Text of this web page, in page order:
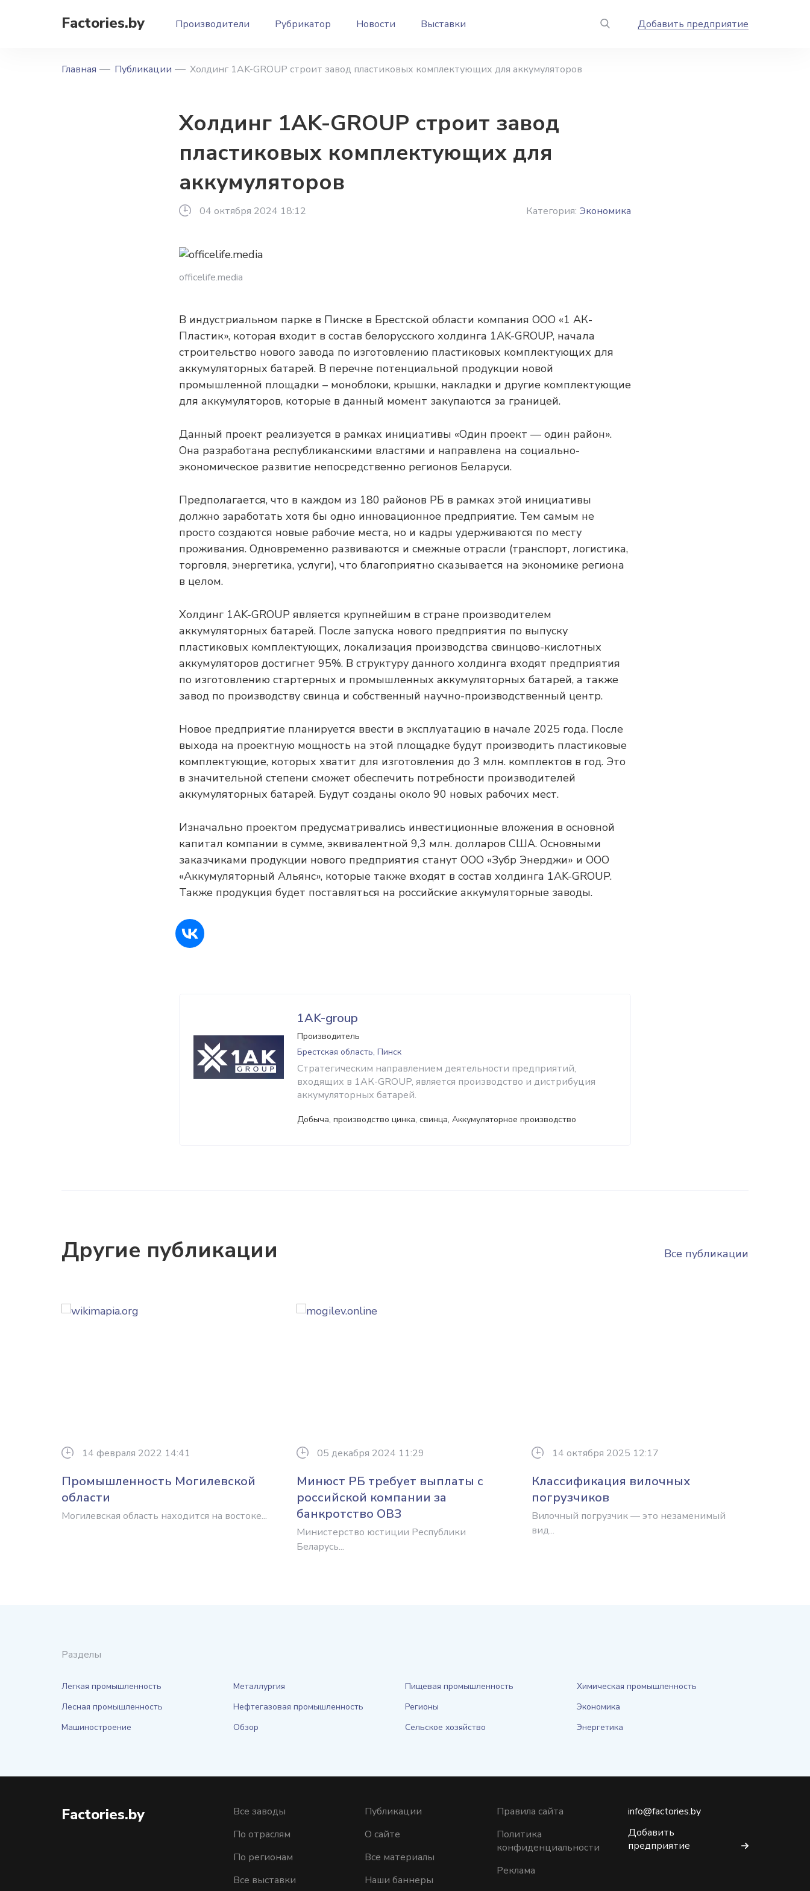
Factories.by Производители Рубрикатор Новости Выставки Добавить предприятие
Главная Публикации Холдинг 1AK-GROUP строит завод пластиковых комплектующих для аккумуляторов
Холдинг 1AK-GROUP строит завод
пластиковых комплектующих для
аккумуляторов
04 октября 2024 18:12 Категория: Экономика
officelife.media
В индустриальном парке в Пинске в Брестской области компания ООО «1 АК-
Пластик», которая входит в состав белорусского холдинга 1AK-GROUP, начала
строительство нового завода по изготовлению пластиковых комплектующих для
аккумуляторных батарей. В перечне потенциальной продукции новой
промышленной площадки – моноблоки, крышки, накладки и другие комплектующие
для аккумуляторов, которые в данный момент закупаются за границей.
Данный проект реализуется в рамках инициативы «Один проект — один район».
Она разработана республиканскими властями и направлена на социально-
экономическое развитие непосредственно регионов Беларуси.
Предполагается, что в каждом из 180 районов РБ в рамках этой инициативы
должно заработать хотя бы одно инновационное предприятие. Тем самым не
просто создаются новые рабочие места, но и кадры удерживаются по месту
проживания. Одновременно развиваются и смежные отрасли (транспорт, логистика,
торговля, энергетика, услуги), что благоприятно сказывается на экономике региона
в целом.
Холдинг 1AK-GROUP является крупнейшим в стране производителем
аккумуляторных батарей. После запуска нового предприятия по выпуску
пластиковых комплектующих, локализация производства свинцово-кислотных
аккумуляторов достигнет 95%. В структуру данного холдинга входят предприятия
по изготовлению стартерных и промышленных аккумуляторных батарей, а также
завод по производству свинца и собственный научно-производственный центр.
Новое предприятие планируется ввести в эксплуатацию в начале 2025 года. После
выхода на проектную мощность на этой площадке будут производить пластиковые
комплектующие, которых хватит для изготовления до 3 млн. комплектов в год. Это
в значительной степени сможет обеспечить потребности производителей
аккумуляторных батарей. Будут созданы около 90 новых рабочих мест.
Изначально проектом предусматривались инвестиционные вложения в основной
капитал компании в сумме, эквивалентной 9,3 млн. долларов США. Основными
заказчиками продукции нового предприятия станут ООО «Зубр Энерджи» и ООО
«Аккумуляторный Альянс», которые также входят в состав холдинга 1AK-GROUP.
Также продукция будет поставляться на российские аккумуляторные заводы.
1AK-group
Производитель
Брестская область, Пинск
Стратегическим направлением деятельности предприятий,
входящих в 1АК-GROUP, является производство и дистрибуция
аккумуляторных батарей.
Добыча, производство цинка, свинца, Аккумуляторное производство
Другие публикации Все публикации
14 февраля 2022 14:41
Промышленность Могилевской
области
Могилевская область находится на востоке...
05 декабря 2024 11:29
Минюст РБ требует выплаты с
российской компании за
банкротство ОВЗ
Министерство юстиции Республики
Беларусь...
14 октября 2025 12:17
Классификация вилочных
погрузчиков
Вилочный погрузчик — это незаменимый
вид...
Разделы
Легкая промышленность
Лесная промышленность
Машиностроение
Металлургия
Нефтегазовая промышленность
Обзор
Пищевая промышленность
Регионы
Сельское хозяйство
Химическая промышленность
Экономика
Энергетика
Factories.by
Все заводы
По отраслям
По регионам
Все выставки
Публикации
О сайте
Все материалы
Наши баннеры
Правила сайта
Политика
конфиденциальности
Реклама
info@factories.by
Добавить
предприятие